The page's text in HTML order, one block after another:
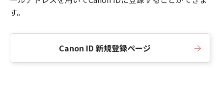
す。
Canon ID 新規登録ページ